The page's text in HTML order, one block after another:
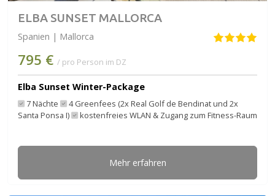
ELBA SUNSET MALLORCA
Spanien | Mallorca
795 € / pro Person im DZ
Elba Sunset Winter-Package
7 Nächte
4 Greenfees (2x Real Golf de Bendinat und 2x
Santa Ponsa I)
kostenfreies WLAN & Zugang zum Fitness-Raum
Mehr erfahren